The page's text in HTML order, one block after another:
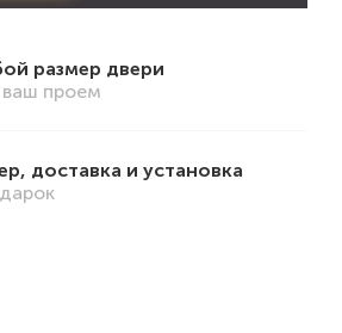
размер двери
проем
доставка и установка